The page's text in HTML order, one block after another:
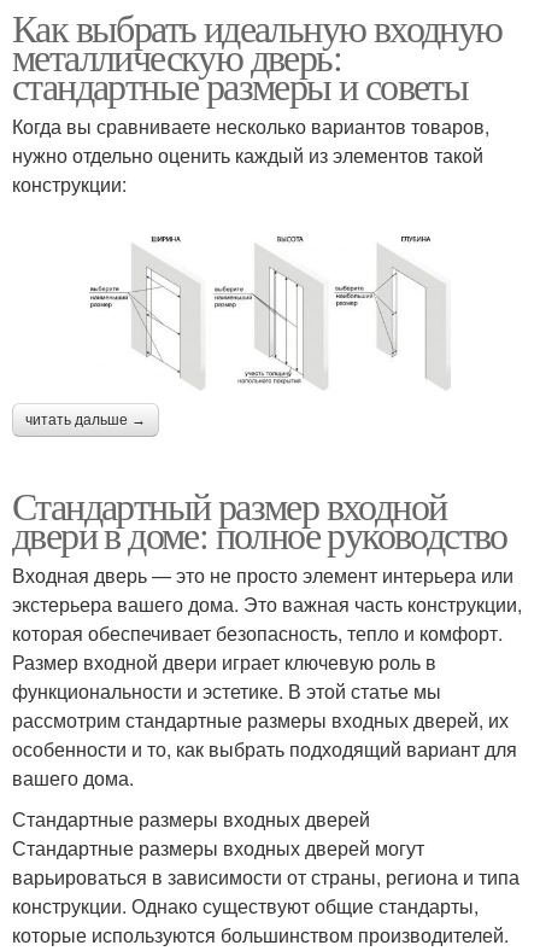
Как выбрать идеальную входную
металлическую дверь:
стандартные размеры и советы
Когда вы сравниваете несколько вариантов товаров,
нужно отдельно оценить каждый из элементов такой
конструкции:
читать дальше →
Стандартный размер входной
двери в доме: полное руководство
Входная дверь — это не просто элемент интерьера или
экстерьера вашего дома. Это важная часть конструкции,
которая обеспечивает безопасность, тепло и комфорт.
Размер входной двери играет ключевую роль в
функциональности и эстетике. В этой статье мы
рассмотрим стандартные размеры входных дверей, их
особенности и то, как выбрать подходящий вариант для
вашего дома.
Стандартные размеры входных дверей
Стандартные размеры входных дверей могут
варьироваться в зависимости от страны, региона и типа
конструкции. Однако существуют общие стандарты,
которые используются большинством производителей.